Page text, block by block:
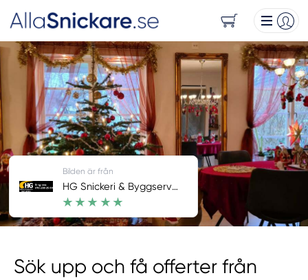
Sök upp och få offerter från
Bilden är från
HG Snickeri & Byggservice